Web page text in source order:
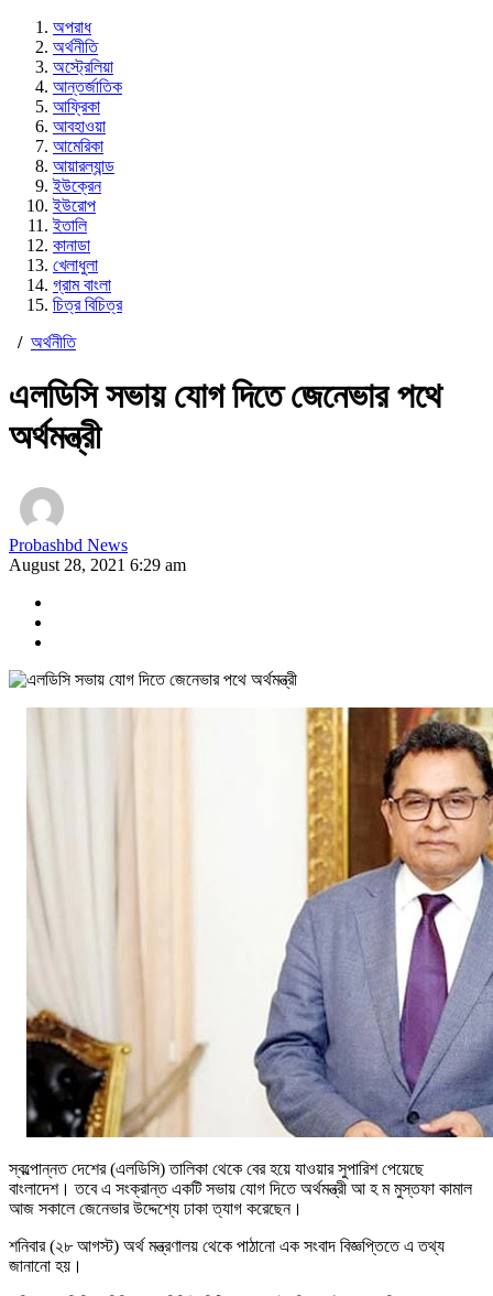
অপরাধ
অর্থনীতি
অস্ট্রেলিয়া
আন্তর্জাতিক
আফ্রিকা
আবহাওয়া
আমেরিকা
আয়ারল্যান্ড
ইউক্রেন
ইউরোপ
ইতালি
কানাডা
খেলাধুলা
গ্রাম বাংলা
চিত্র বিচিত্র
/ অর্থনীতি
এলডিসি সভায় যোগ দিতে জেনেভার পথে
অর্থমন্ত্রী
Probashbd News
August 28, 2021 6:29 am
স্বল্পোন্নত দেশের (এলডিসি) তালিকা থেকে বের হয়ে যাওয়ার সুপারিশ পেয়েছে
বাংলাদেশ। তবে এ সংক্রান্ত একটি সভায় যোগ দিতে অর্থমন্ত্রী আ হ ম মুস্তফা কামাল
আজ সকালে জেনেভার উদ্দেশ্যে ঢাকা ত্যাগ করেছেন।
শনিবার (২৮ আগস্ট) অর্থ মন্ত্রণালয় থেকে পাঠানো এক সংবাদ বিজ্ঞপ্তিতে এ তথ্য
জানানো হয়।